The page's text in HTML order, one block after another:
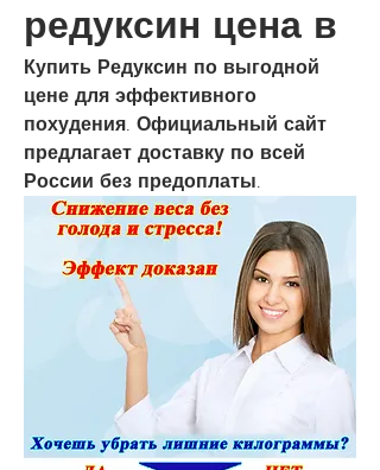
редуксин цена в
Купить Редуксин по выгодной
цене для эффективного
похудения. Официальный сайт
предлагает доставку по всей
России без предоплаты.